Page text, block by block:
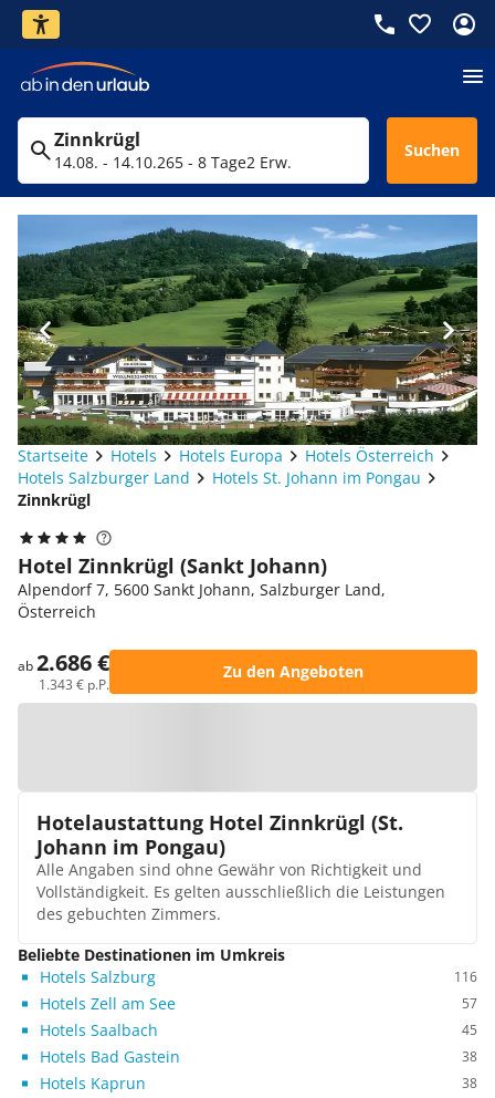
Zinnkrügl
14.08. - 14.10.265 - 8 Tage2 Erw.
Suchen
Startseite Hotels Hotels Europa
Hotels Österreich
Hotels Salzburger Land
Hotels St. Johann im Pongau
Zinnkrügl
Hotel Zinnkrügl (Sankt Johann)
Alpendorf 7, 5600 Sankt Johann, Salzburger Land,
Österreich
ab2.686 €
1.343 € p.P.
Zu den Angeboten
Hotelaustattung Hotel Zinnkrügl (St.
Johann im Pongau)
Alle Angaben sind ohne Gewähr von Richtigkeit und
Vollständigkeit. Es gelten ausschließlich die Leistungen
des gebuchten Zimmers.
Beliebte Destinationen im Umkreis
Hotels Salzburg
116
Hotels Zell am See 57
Hotels Saalbach 45
Hotels Bad Gastein 38
Hotels Kaprun 38